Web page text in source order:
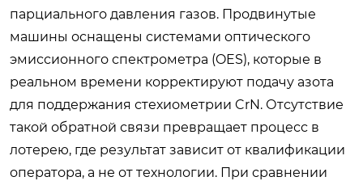
парциального давления газов. Продвинутые
машины оснащены системами оптического
эмиссионного спектрометра (OES), которые в
реальном времени корректируют подачу азота
для поддержания стехиометрии CrN. Отсутствие
такой обратной связи превращает процесс в
лотерею, где результат зависит от квалификации
оператора, а не от технологии. При сравнении